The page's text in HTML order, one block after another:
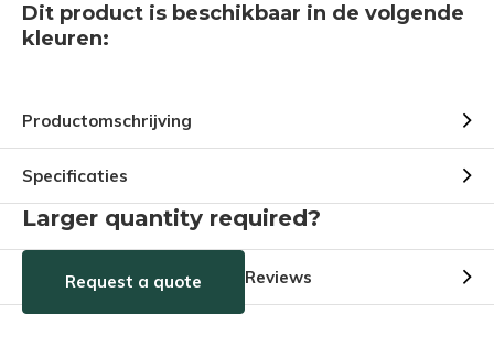
Dit product is beschikbaar in de volgende
kleuren:
Productomschrijving
Specificaties
Larger quantity required?
Request a quote Reviews